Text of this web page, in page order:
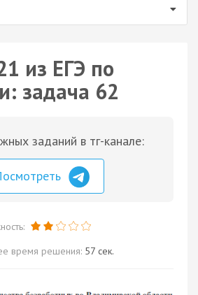
из ЕГЭ по
задача 62
заданий в тг-канале:
время решения: 57 сек.